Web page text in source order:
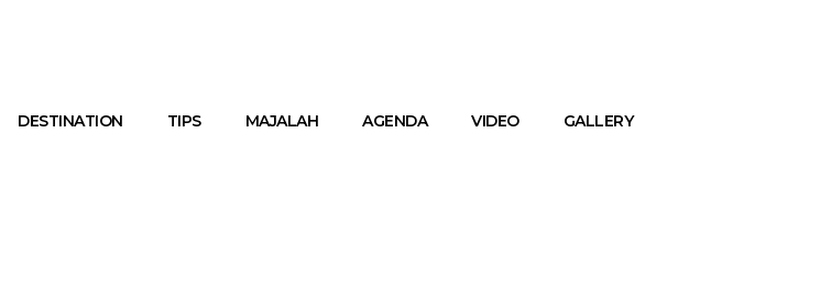
DESTINATION TIPS MAJALAH AGENDA VIDEO GALLERY